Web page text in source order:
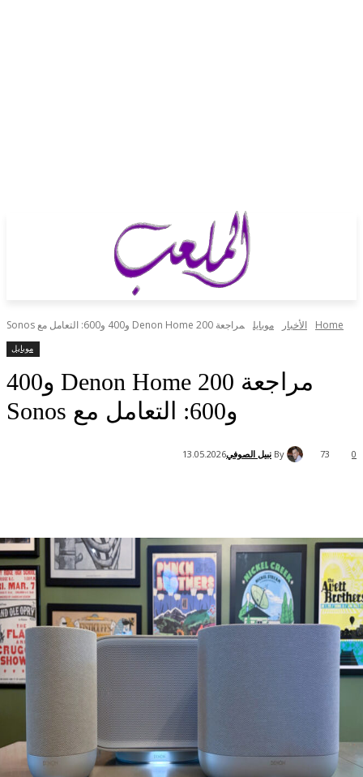
الأخبار موبايل مراجعة Denon Home 200 و400 و600: التعامل مع Sonos
مراجعة Denon Home 200 و400
By نبيل الصوفي13.05.2026